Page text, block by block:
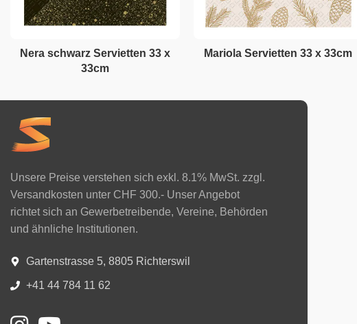
Nera schwarz Servietten 33 x
33cm
Mariola Servietten 33 x 33cm
Unsere Preise verstehen sich exkl. 8.1% MwSt. zzgl.
Versandkosten unter CHF 300.- Unser Angebot
richtet sich an Gewerbetreibende, Vereine, Behörden
und ähnliche Institutionen.
Gartenstrasse 5, 8805 Richterswil
+41 44 784 11 62